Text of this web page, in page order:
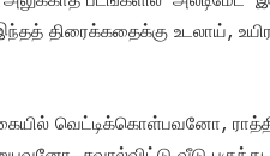
திரைக்கதைக்கு உடலாய்,
வெட்டிக்கொள்பவனோ,